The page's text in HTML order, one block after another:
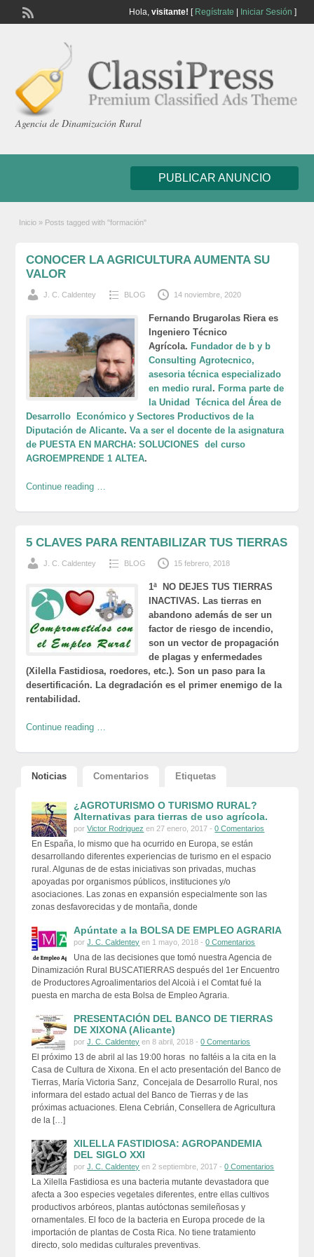
Hola, visitante! [ Regístrate Iniciar Sesión ]
Agencia de Dinamización Rural
PUBLICAR ANUNCIO
Inicio » Posts tagged with "formación"
CONOCER LA AGRICULTURA AUMENTA SU
VALOR
J. C. Caldentey BLOG 14 noviembre, 2020
Fernando Brugarolas Riera es
Ingeniero Técnico
Agrícola.Fundador de b y b
Consulting Agrotecnico,
asesoria técnica especializado
en medio rural.Forma parte de
la Unidad Técnica del Área de
Desarrollo Económico y Sectores Productivos de la
Diputación de Alicante.Va a ser el docente de la asignatura
de PUESTA EN MARCHA: SOLUCIONES del curso
AGROEMPRENDE 1 ALTEA.
Continue reading …
5 CLAVES PARA RENTABILIZAR TUS TIERRAS
J. C. Caldentey BLOG 15 febrero, 2018
1ª NO DEJES TUS TIERRAS
INACTIVAS. Las tierras en
abandono además de ser un
factor de riesgo de incendio,
son un vector de propagación
de plagas y enfermedades
(Xilella Fastidiosa, roedores, etc.). Son un paso para la
desertificación. La degradación es el primer enemigo de la
rentabilidad.
Continue reading …
Noticias Comentarios Etiquetas
¿AGROTURISMO O TURISMO RURAL?
Alternativas para tierras de uso agrícola.
porVictor Rodriguez en 27 enero, 2017 -0 Comentarios
En España, lo mismo que ha ocurrido en Europa, se están
desarrollando diferentes experiencias de turismo en el espacio
rural. Algunas de de estas iniciativas son privadas, muchas
apoyadas por organismos públicos, instituciones y/o
asociaciones. Las zonas en expansión especialmente son las
zonas desfavorecidas y de montaña, donde
Apúntate a la BOLSA DE EMPLEO AGRARIA
porJ. C. Caldentey en 1 mayo, 2018 -0 Comentarios
Una de las decisiones que tomó nuestra Agencia de
Dinamización Rural BUSCATIERRAS después del 1er Encuentro
de Productores Agroalimentarios del Alcoià i el Comtat fué la
puesta en marcha de esta Bolsa de Empleo Agraria.
PRESENTACIÓN DEL BANCO DE TIERRAS
DE XIXONA (Alicante)
porJ. C. Caldentey en 8 abril, 2018 -0 Comentarios
El próximo 13 de abril al las 19:00 horas no faltéis a la cita en la
Casa de Cultura de Xixona. En el acto presentación del Banco de
Tierras, María Victoria Sanz, Concejala de Desarrollo Rural, nos
informara del estado actual del Banco de Tierras y de las
próximas actuaciones. Elena Cebrián, Consellera de Agricultura
de la […]
XILELLA FASTIDIOSA: AGROPANDEMIA
DEL SIGLO XXI
porJ. C. Caldentey en 2 septiembre, 2017 -0 Comentarios
La Xilella Fastidiosa es una bacteria mutante devastadora que
afecta a 3oo especies vegetales diferentes, entre ellas cultivos
productivos arbóreos, plantas autóctonas semileñosas y
ornamentales. El foco de la bacteria en Europa procede de la
importación de plantas de Costa Rica. No tiene tratamiento
directo, solo medidas culturales preventivas.